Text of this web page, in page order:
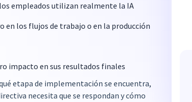
empleados utilizan realmente la IA
en los flujos de trabajo o en la producción
impacto en sus resultados finales
etapa de implementación se encuentra,
necesita que se respondan y cómo